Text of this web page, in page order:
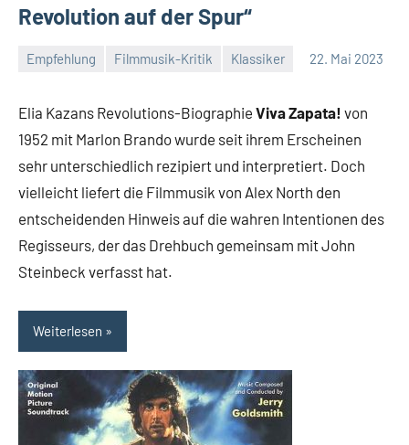
Revolution auf der Spur“
Empfehlung Filmmusik-Kritik Klassiker 22. Mai 2023
Keine
Elia Kazans Revolutions-Biographie Viva Zapata! von
1952 mit Marlon Brando wurde seit ihrem Erscheinen
sehr unterschiedlich rezipiert und interpretiert. Doch
vielleicht liefert die Filmmusik von Alex North den
entscheidenden Hinweis auf die wahren Intentionen des
Regisseurs, der das Drehbuch gemeinsam mit John
Steinbeck verfasst hat.
Weiterlesen